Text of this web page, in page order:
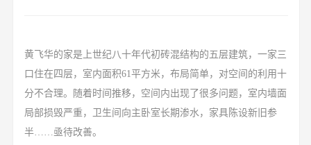
黄飞华的家是上世纪八十年代初砖混结构的五层建筑，一家三
口住在四层，室内面积61平方米 ，布局简单，对空间的利用十
分不合理。随着时间推移，空间内出现了很多问题，室内墙面
局部损毁严重，卫生间向主卧室长期渗水，家具陈设新旧参
半……亟待改善。